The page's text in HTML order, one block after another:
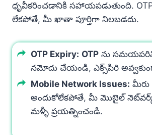
ధృవీకరించడానికి సహాయపడుతుంది.
లేకపోతే, మీ ఖాతా పూర్తిగా నిలబడదు.
OTP Expiry: OTP ను
నమోదు చేయండి, ఎక్స్‌పిరి
Mobile Network Issues: మీరు
అందుకోలేకపోతే, మీ మొబైల్
మళ్ళీ ప్రయత్నించండి.